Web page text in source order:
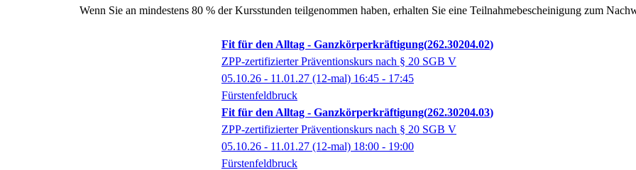
Wenn Sie an mindestens 80 % der Kursstunden teilgenommen haben, erhalten Sie eine Teilnahmebescheinigung zum
Fit für den Alltag - Ganzkörperkräftigung 262.30204.02
ZPP-zertifizierter Präventionskurs nach § 20 SGB V
05.10.26 - 11.01.27 (12-mal) 16:45 - 17:45
Fürstenfeldbruck
Fit für den Alltag - Ganzkörperkräftigung 262.30204.03
ZPP-zertifizierter Präventionskurs nach § 20 SGB V
05.10.26 - 11.01.27 (12-mal) 18:00 - 19:00
Fürstenfeldbruck